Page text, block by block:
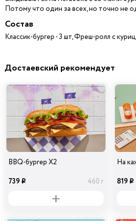
Потому что один за всех, но точно не
Состав
Классик-бургер - 3 шт, Фреш-ролл с
Достаевский рекомендует
BBQ-бургер Х2
739 i 460 г
На
819 i